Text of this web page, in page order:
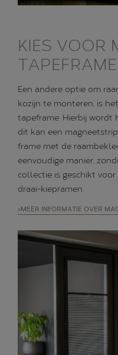
KIES VOOR
TAPEFRAME
Een andere optie om
kozijn te monteren, is
tapeframe. Hierbij wordt
dit kan een
frame met de
eenvoudige manier,
collectie is geschikt
draai-kiepramen.
>MEER INFORMATIE OVER